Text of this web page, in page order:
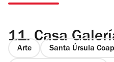
11. Casa
Arte Santa Úrsula